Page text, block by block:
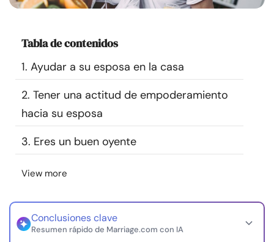
Cursos
Recursos
Comunidad
Encuentra un terapeuta
Idioma
nosotros
© Copyright 2026. Todos los derechos reservados.
Tabla de contenidos
1. Ayudar a su esposa en la casa
2. Tener una actitud de empoderamiento
hacia su esposa
3. Eres un buen oyente
View more
Conclusiones clave
Resumen rápido de Marriage.com con IA